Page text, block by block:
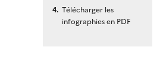
Télécharger les
infographies en PDF